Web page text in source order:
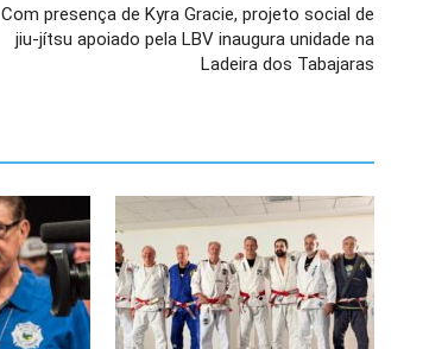
Com presença de Kyra Gracie, projeto social de
jiu-jítsu apoiado pela LBV inaugura unidade na
Ladeira dos Tabajaras